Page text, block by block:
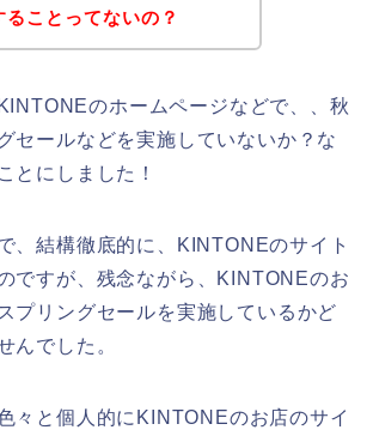
ことってないの？
のホームページなどで、、秋
セールなどを実施していないか？な
とにしました！
、結構徹底的に、KINTONEのサイト
ですが、残念ながら、KINTONEのお
プリングセールを実施しているかど
んでした。
々と個人的にKINTONEのお店のサイ